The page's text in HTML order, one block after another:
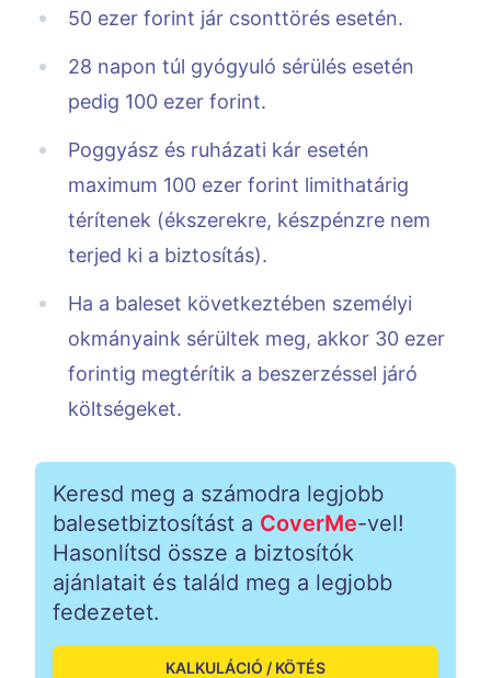
50 ezer forint jár csonttörés esetén.
28 napon túl gyógyuló sérülés esetén
pedig 100 ezer forint.
Poggyász és ruházati kár esetén
maximum 100 ezer forint limithatárig
térítenek (ékszerekre, készpénzre nem
terjed ki a biztosítás).
Ha a baleset következtében személyi
okmányaink sérültek meg, akkor 30 ezer
forintig megtérítik a beszerzéssel járó
költségeket.
Keresd meg a számodra legjobb
balesetbiztosítást a CoverMe-vel!
Hasonlítsd össze a biztosítók
ajánlatait és találd meg a legjobb
fedezetet.
KALKULÁCIÓ / KÖTÉS